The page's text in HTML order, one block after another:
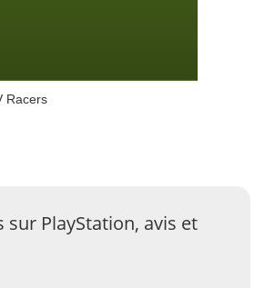
Racers
sur PlayStation, avis et